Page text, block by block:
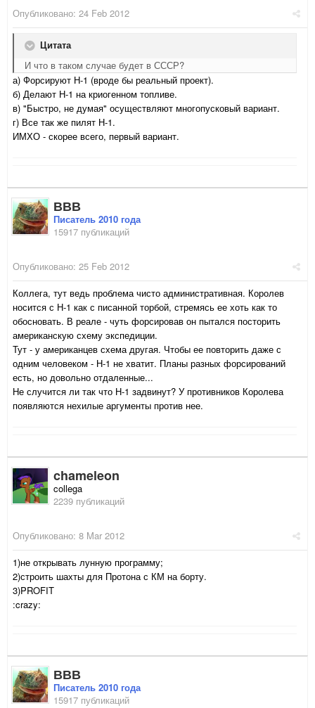
Опубликовано: 24 Feb 2012
Цитата
И что в таком случае будет в СССР?
а) Форсируют Н-1 (вроде бы реальный проект).
б) Делают Н-1 на криогенном топливе.
в) "Быстро, не думая" осуществляют многопусковый вариант.
г) Все так же пилят Н-1.
ИМХО - скорее всего, первый вариант.
ВВВ
Писатель 2010 года
15917 публикаций
Опубликовано: 25 Feb 2012
Коллега, тут ведь проблема чисто административная. Королев
носится с Н-1 как с писанной торбой, стремясь ее хоть как то
обосновать. В реале - чуть форсировав он пытался посторить
американскую схему экспедиции.
Тут - у американцев схема другая. Чтобы ее повторить даже с
одним человеком - Н-1 не хватит. Планы разных форсирований
есть, но довольно отдаленные...
Не случится ли так что Н-1 задвинут? У противников Королева
появляются нехилые аргументы против нее.
chameleon
collega
2239 публикаций
Опубликовано: 8 Mar 2012
1)не открывать лунную программу;
2)строить шахты для Протона с КМ на борту.
3)PROFIT
:crazy:
ВВВ
Писатель 2010 года
15917 публикаций